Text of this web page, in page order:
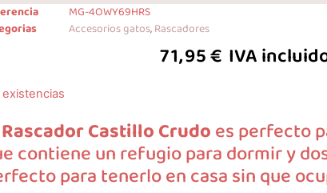
MG-4OWY69HRS
Accesorios gatos,Rascadores
71,95€ IVA
existencias
Rascador Castillo Crudoes perfecto
contiene un refugio para dormir y
para tenerlo en casa sin que